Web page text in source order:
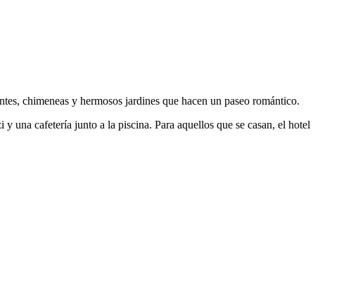
chimeneas y hermosos jardines que hacen un paseo romántico.
una cafetería junto a la piscina. Para aquellos que se casan, el hotel